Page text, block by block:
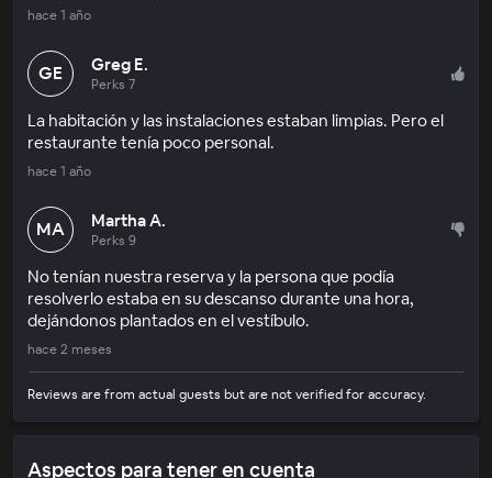
hace 1 año
GE Greg E.
Perks 7
La habitación y las instalaciones estaban limpias. Pero el
restaurante tenía poco personal.
hace 1 año
MA Martha A.
Perks 9
No tenían nuestra reserva y la persona que podía
resolverlo estaba en su descanso durante una hora,
dejándonos plantados en el vestíbulo.
hace 2 meses
Reviews are from actual guests but are not verified for accuracy.
Aspectos para tener en cuenta